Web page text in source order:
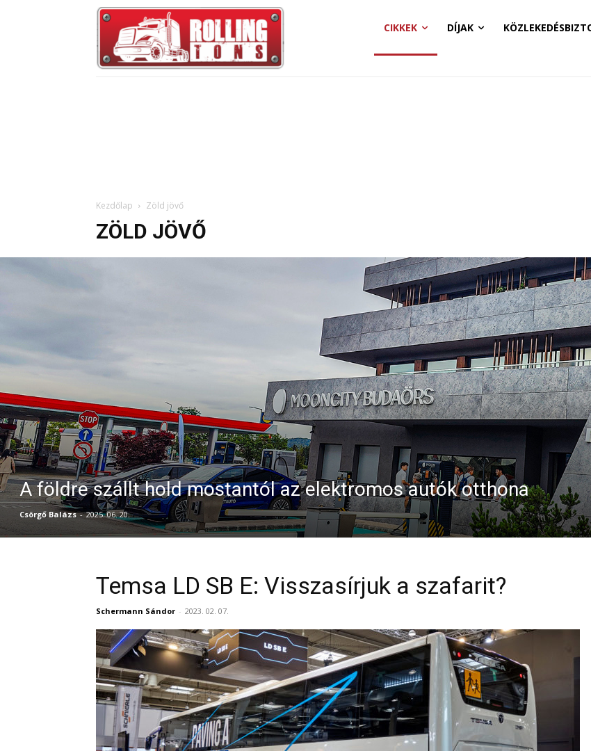
CIKKEK DÍJAK
Kezdőlap Zöld jövő
ZÖLD JÖVŐ
A földre szállt hold mostantól az elektromos autók otthona
Csörgő Balázs - 2025. 06. 20.
Temsa LD SB E: Visszasírjuk a szafarit?
Schermann Sándor - 2023. 02. 07.